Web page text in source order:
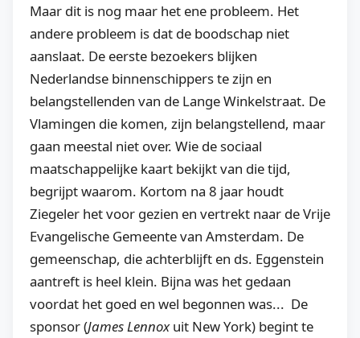
Maar dit is nog maar het ene probleem. Het
andere probleem is dat de boodschap niet
aanslaat. De eerste bezoekers blijken
Nederlandse binnenschippers te zijn en
belangstellenden van de Lange Winkelstraat. De
Vlamingen die komen, zijn belangstellend, maar
gaan meestal niet over. Wie de sociaal
maatschappelijke kaart bekijkt van die tijd,
begrijpt waarom. Kortom na 8 jaar houdt
Ziegeler het voor gezien en vertrekt naar de Vrije
Evangelische Gemeente van Amsterdam. De
gemeenschap, die achterblijft en ds. Eggenstein
aantreft is heel klein. Bijna was het gedaan
voordat het goed en wel begonnen was... De
sponsor (James Lennoxuit New York) begint te